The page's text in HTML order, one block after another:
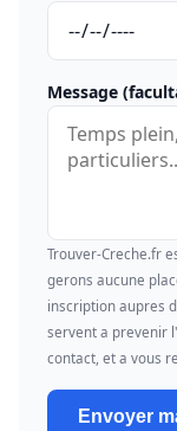
Message
Trouver-Creche.fr
gerons aucune
inscription aupres
servent a prevenir
contact, et a vous
Envoyer